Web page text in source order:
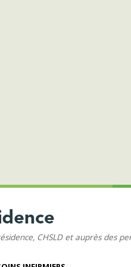
CHSLD et auprès des